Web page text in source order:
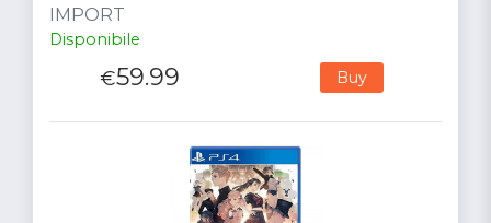
IMPORT
Disponibile
€59.99 Buy